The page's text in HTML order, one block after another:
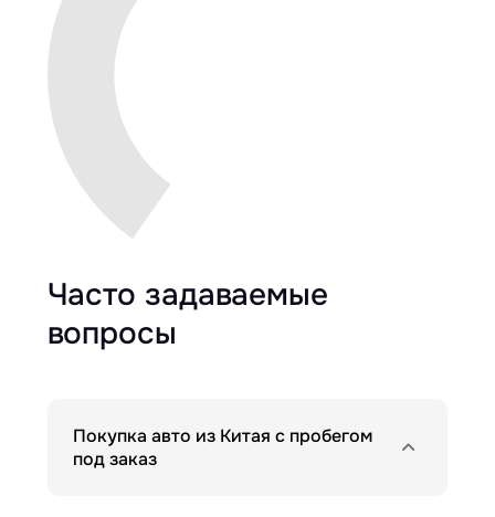
Часто задаваемые
вопросы
Покупка авто из Китая с пробегом
под заказ